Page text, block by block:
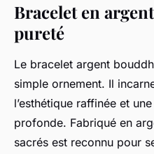
Bracelet en
pureté
Le bracelet argent
simple ornement. Il
l’esthétique raffinée et
profonde. Fabriqué en
sacrés est reconnu pour